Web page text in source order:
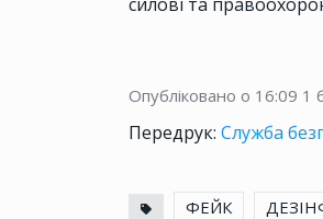
Опубліковано о 16:09 1
Передрук: Служба
ФЕЙК